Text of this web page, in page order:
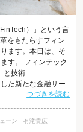
）」という言
をもたらすフィン
ます。本日は、そ
す。 フィンテック
と技術
た新たな金融サー
けではなく、様々
ィアで大きく取り
そのものは
つづきを読む
ーン
有滝貴広